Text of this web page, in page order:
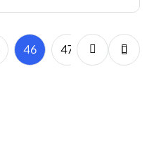
46 47 48 49